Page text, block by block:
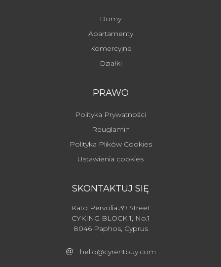
Domy
Apartamenty
Komercyjne
Działki
PRAWO
Polityka Prywatności
Reuglamin
Polityka Plików Cookies
Ustawienia cookies
SKONTAKTUJ SIĘ
Kato Pervolia 39 Street
CYKING BLOCK 1, No.1
8046 Paphos, Cyprus
hello@cyrentbuy.com